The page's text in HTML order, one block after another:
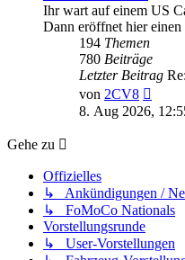
Ihr wart auf einem US
Dann eröffnet hier einen
194 Themen
780 Beiträge
Letzter Beitrag Re:
von 2CV8
8. Aug 2026,
Gehe zu
Offizielles
↳ Ankündigungen /
↳ FoMoCo Nationals
Vorstellungsrunde
↳ User-Vorstellungen